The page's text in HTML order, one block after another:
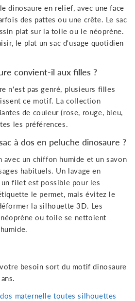
dinosaure en relief, avec une face
des pattes ou une crête. Le sac
plat sur la toile ou le néoprène.
le plat un sac d'usage quotidien
convient-il aux filles ?
n'est pas genré, plusieurs filles
ce motif. La collection
de couleur (rose, rouge, bleu,
les préférences.
à dos en peluche dinosaure ?
avec un chiffon humide et un savon
habituels. Un lavage en
un filet est possible pour les
le permet, mais évitez le
la silhouette 3D. Les
ou toile se nettoient
besoin sort du motif dinosaure
maternelle toutes silhouettes